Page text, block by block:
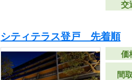
交
シティテラス登戸 先着順
価
間